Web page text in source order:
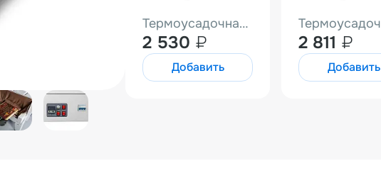
Термоусадочная пленка ПОФ Hualian (400мм 15мк 750м)
2 530 ₽
Добавить
2 811 ₽
Добавить